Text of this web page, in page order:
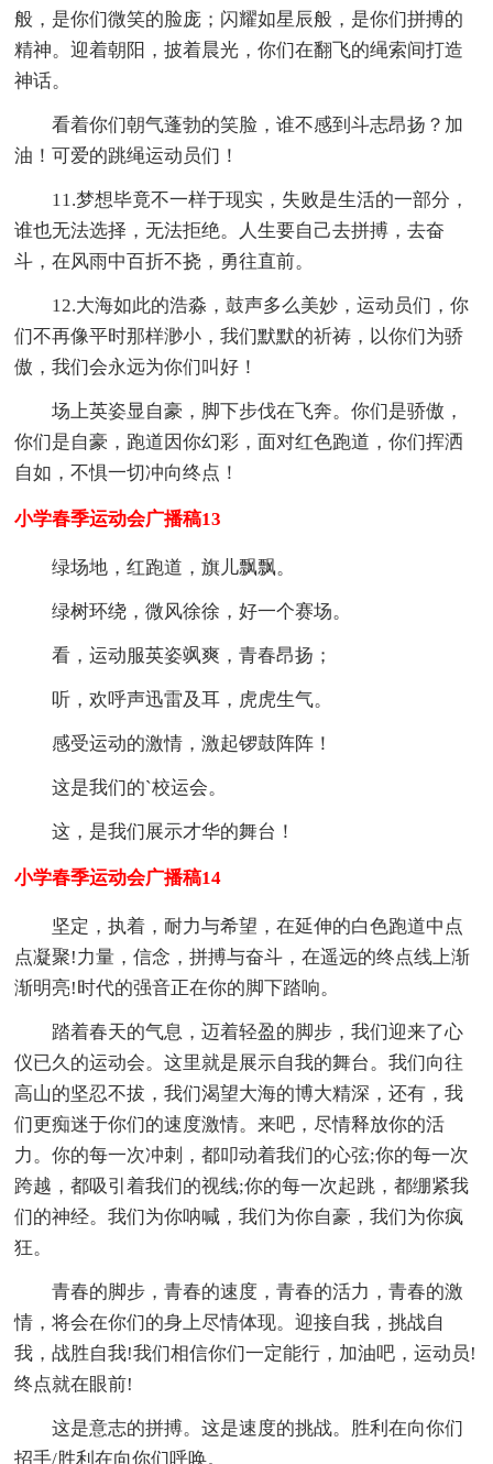
般，是你们微笑的脸庞；闪耀如星辰般，是你们拼搏的
精神。迎着朝阳，披着晨光，你们在翻飞的绳索间打造
神话。
看着你们朝气蓬勃的笑脸，谁不感到斗志昂扬？加
油！可爱的跳绳运动员们！
11.梦想毕竟不一样于现实，失败是生活的一部分，
谁也无法选择，无法拒绝。人生要自己去拼搏，去奋
斗，在风雨中百折不挠，勇往直前。
12.大海如此的浩淼，鼓声多么美妙，运动员们，你
们不再像平时那样渺小，我们默默的祈祷，以你们为骄
傲，我们会永远为你们叫好！
场上英姿显自豪，脚下步伐在飞奔。你们是骄傲，
你们是自豪，跑道因你幻彩，面对红色跑道，你们挥洒
自如，不惧一切冲向终点！
小学春季运动会广播稿13
绿场地，红跑道，旗儿飘飘。
绿树环绕，微风徐徐，好一个赛场。
看，运动服英姿飒爽，青春昂扬；
听，欢呼声迅雷及耳，虎虎生气。
感受运动的激情，激起锣鼓阵阵！
这是我们的`校运会。
这，是我们展示才华的舞台！
小学春季运动会广播稿14
坚定，执着，耐力与希望，在延伸的白色跑道中点
点凝聚!力量，信念，拼搏与奋斗，在遥远的终点线上渐
渐明亮!时代的强音正在你的脚下踏响。
踏着春天的气息，迈着轻盈的脚步，我们迎来了心
仪已久的运动会。这里就是展示自我的舞台。我们向往
高山的坚忍不拔，我们渴望大海的博大精深，还有，我
们更痴迷于你们的速度激情。来吧，尽情释放你的活
力。你的每一次冲刺，都叩动着我们的心弦;你的每一次
跨越，都吸引着我们的视线;你的每一次起跳，都绷紧我
们的神经。我们为你呐喊，我们为你自豪，我们为你疯
狂。
青春的脚步，青春的速度，青春的活力，青春的激
情，将会在你们的身上尽情体现。迎接自我，挑战自
我，战胜自我!我们相信你们一定能行，加油吧，运动员!
终点就在眼前!
这是意志的拼搏。这是速度的挑战。胜利在向你们
招手/胜利在向你们呼唤。